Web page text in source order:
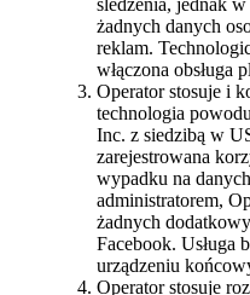
śledzenia, jednak
żadnych danych
reklam.
włączona obsługa
Operator stosuje i
technologia
Inc. z siedzibą w
zarejestrowana
wypadku na
administratorem,
żadnych
Facebook. Usługa
urządzeniu
Operator stosuje